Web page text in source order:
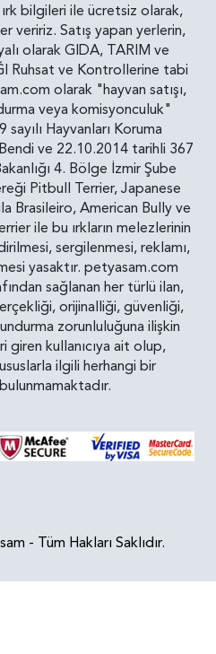
bilgileri ile ücretsiz olarak,
veririz. Satış yapan yerlerin,
olarak GIDA, TARIM ve
Ruhsat ve Kontrollerine tabi
olarak "hayvan satışı,
veya komisyonculuk"
Hayvanları Koruma
ve 22.10.2014 tarihli 367
4. Bölge İzmir Şube
Pitbull Terrier, Japanese
Brasileiro, American Bully ve
ile bu ırkların melezlerinin
sergilenmesi, reklamı,
yasaktır. petyasam.com
sağlanan her türlü ilan,
orijinalliği, güvenliği,
zorunluluğuna ilişkin
giren kullanıcıya ait olup,
ilgili herhangi bir
- Tüm Hakları Saklıdır.